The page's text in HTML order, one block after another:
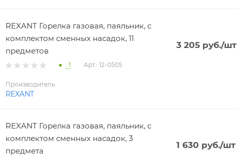
REXANT Горелка газовая, паяльник, с
комплектом сменных насадок, 11
предметов
: 1 Арт.: 12-0505
3 205руб./шт
Производитель
REXANT
REXANT Горелка газовая, паяльник, с
комплектом сменных насадок, 3
предмета
1 630 руб./шт